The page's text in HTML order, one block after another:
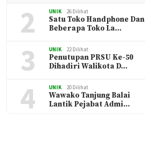
2 UNIK 26 Dilihat
Satu Toko Handphone Dan
Beberapa Toko La…
3 UNIK 22 Dilihat
Penutupan PRSU Ke-50
Dihadiri Walikota D…
4 UNIK 20 Dilihat
Wawako Tanjung Balai
Lantik Pejabat Admi…